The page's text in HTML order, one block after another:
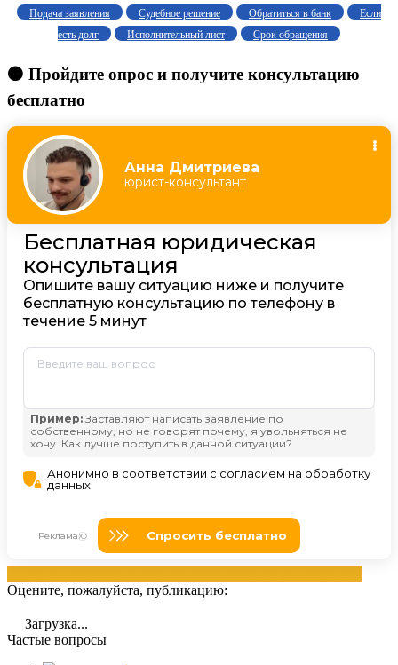
Подача заявления
Судебное решение Обратиться в банк
Если
есть долг
Исполнительный лист Срок обращения
🟠 Пройдите опрос и получите консультацию
бесплатно
Оцените, пожалуйста, публикацию:
Загрузка...
Частые вопросы